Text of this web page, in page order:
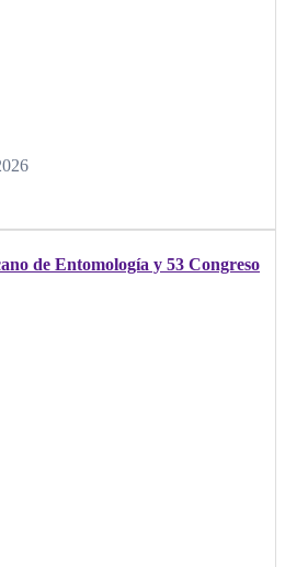
de Entomología y 53 Congreso